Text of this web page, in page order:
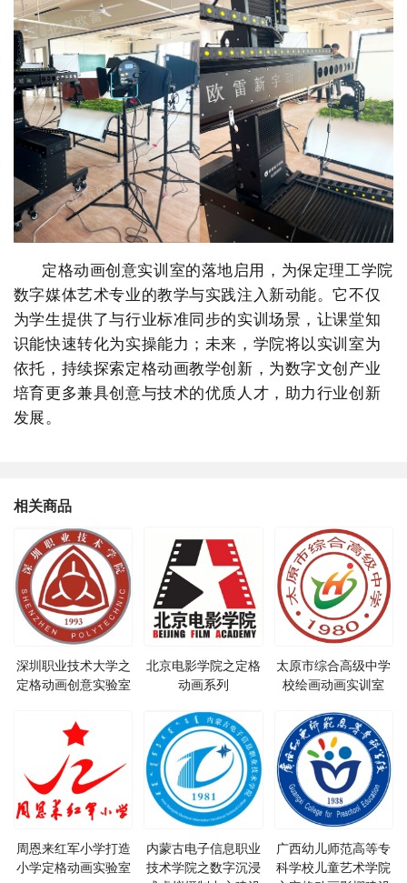
定格动画创意实训室的落地启用，为保定理工学院
数字媒体艺术专业的教学与实践注入新动能。它不仅
为学生提供了与行业标准同步的实训场景，让课堂知
识能快速转化为实操能力；未来，学院将以实训室为
依托，持续探索定格动画教学创新，为数字文创产业
培育更多兼具创意与技术的优质人才，助力行业创新
发展。
相关商品
深圳职业技术大学之
定格动画创意实验室
北京电影学院之定格
动画系列
太原市综合高级中学
校绘画动画实训室
周恩来红军小学打造
小学定格动画实验室
内蒙古电子信息职业
技术学院之数字沉浸
广西幼儿师范高等专
科学校儿童艺术学院